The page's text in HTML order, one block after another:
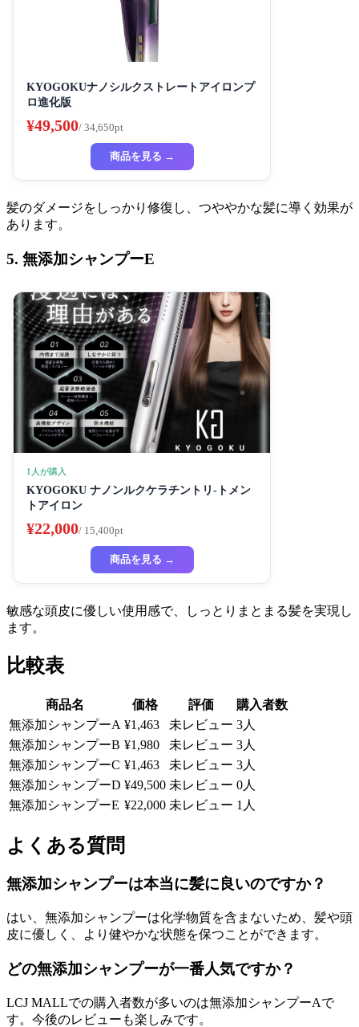
KYOGOKUナノシルクストレートアイロンプ
ロ進化版
¥49,500/ 34,650pt
商品を見る →
髪のダメージをしっかり修復し、つややかな髪に導く効果が
あります。
5. 無添加シャンプーE
1人が購入
KYOGOKU ナノンルクケラチントリ-トメン
トアイロン
¥22,000/ 15,400pt
商品を見る →
敏感な頭皮に優しい使用感で、しっとりまとまる髪を実現し
ます。
比較表
商品名 価格 評価
購入者数
無添加シャンプーA ¥1,463 未レビュー 3人
無添加シャンプーB ¥1,980 未レビュー 3人
無添加シャンプーC ¥1,463 未レビュー 3人
無添加シャンプーD ¥49,500 未レビュー 0人
無添加シャンプーE ¥22,000 未レビュー 1人
よくある質問
無添加シャンプーは本当に髪に良いのですか？
はい、無添加シャンプーは化学物質を含まないため、髪や頭
皮に優しく、より健やかな状態を保つことができます。
どの無添加シャンプーが一番人気ですか？
LCJ MALLでの購入者数が多いのは無添加シャンプーAで
す。今後のレビューも楽しみです。